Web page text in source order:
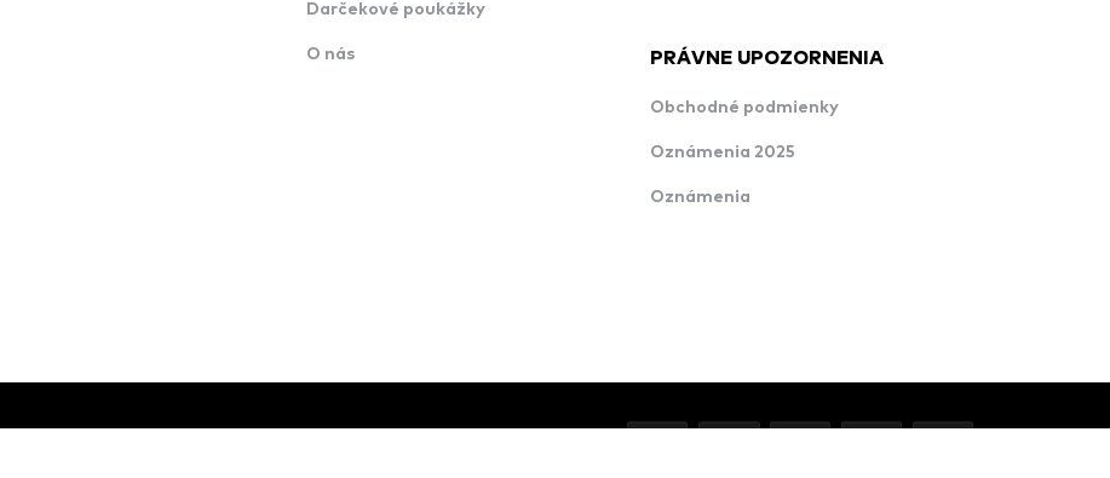
Darčekové poukážky
O nás PRÁVNE UPOZORNENIA
Obchodné podmienky
Oznámenia 2025
Oznámenia